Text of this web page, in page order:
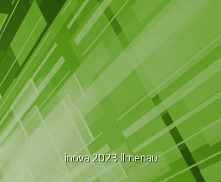
inova 2023 Ilmenau